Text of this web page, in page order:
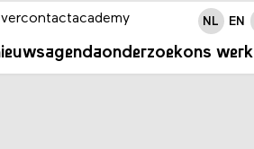
agendaonderzoekons werk
contactacademy NL EN